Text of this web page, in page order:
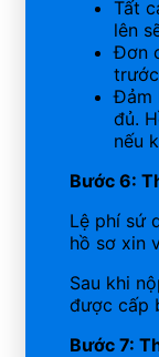
Tất
lên
Đơn
Đảm
đủ.
nếu
Bước 6:
Lệ phí sứ
hồ sơ xin
Sau khi
được cấp
Bước 7: